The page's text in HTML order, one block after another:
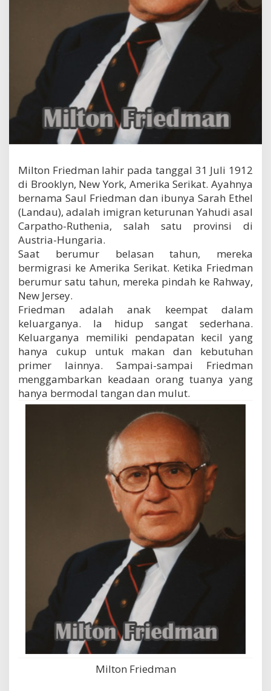
F
d
m
a
Milton Friedman lahir pada tanggal 31 Juli 1912
di Brooklyn, New York, Amerika Serikat. Ayahnya
bernama Saul Friedman dan ibunya Sarah Ethel
(Landau), adalah imigran keturunan Yahudi asal
Carpatho-Ruthenia, salah satu provinsi di
Austria-Hungaria.
Saat berumur belasan tahun, mereka
bermigrasi ke Amerika Serikat. Ketika Friedman
berumur satu tahun, mereka pindah ke Rahway,
New Jersey.
Friedman adalah anak keempat dalam
keluarganya. Ia hidup sangat sederhana.
Keluarganya memiliki pendapatan kecil yang
hanya cukup untuk makan dan kebutuhan
primer lainnya. Sampai-sampai Friedman
menggambarkan keadaan orang tuanya yang
hanya bermodal tangan dan mulut.
Milton Friedman